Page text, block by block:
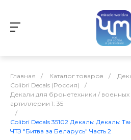
Главная / Каталог товаров /
Colibri Decals (Россия)
/
Декали для бронетехники /
артиллерии 1: 35
/
Colibri Decals 35102 Декаль: Декаль:
ЧТЗ "Битва за Беларусь" Часть 2